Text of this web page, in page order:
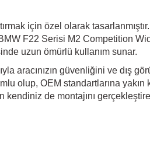
için özel olarak
F22 Serisi M2 Competition
uzun ömürlü kullanım sunar.
aracınızın güvenliğini ve dış
olup, OEM standartlarına yakın
kendiniz de montajını